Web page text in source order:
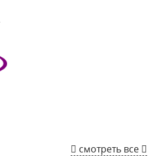
смотреть все